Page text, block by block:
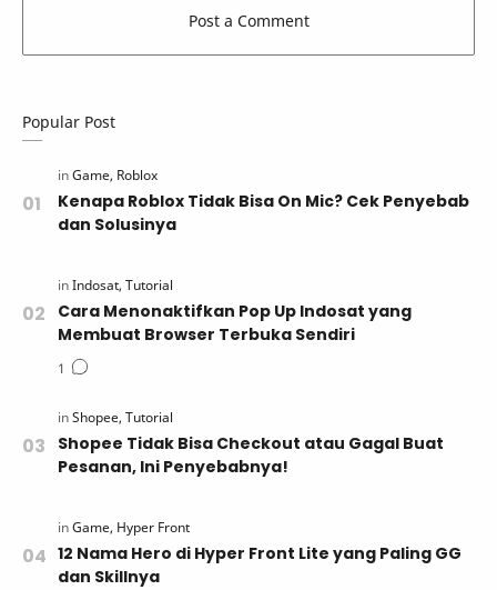
Popular Post
Kenapa Roblox Tidak Bisa On Mic? Cek Penyebab
dan Solusinya
Cara Menonaktifkan Pop Up Indosat yang
Membuat Browser Terbuka Sendiri
Shopee Tidak Bisa Checkout atau Gagal Buat
Pesanan, Ini Penyebabnya!
12 Nama Hero di Hyper Front Lite yang Paling GG
dan Skillnya